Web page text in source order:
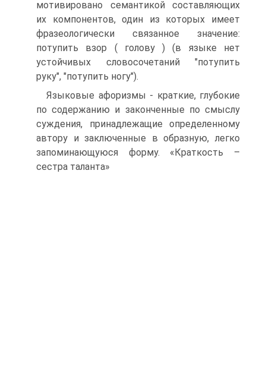
мотивировано семантикой составляющих
их компонентов, один из которых имеет
фразеологически связанное значение:
потупить взор ( голову ) (в языке нет
устойчивых словосочетаний "потупить
руку", "потупить ногу").
Языковые афоризмы - краткие, глубокие
по содержанию и законченные по смыслу
суждения, принадлежащие определенному
автору и заключенные в образную, легко
запоминающуюся форму. «Краткость –
сестра таланта»